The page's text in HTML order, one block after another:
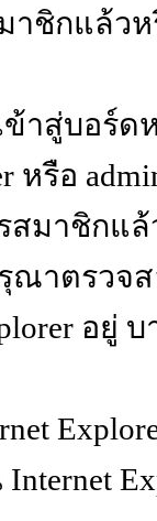
าชิกแล้ว
าสู่บอร์ด
หรือ
มาชิกแ
าตรวจส
อยู่